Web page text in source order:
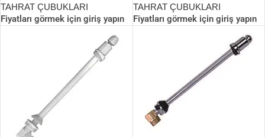
TAHRAT ÇUBUKLARI
Fiyatları görmek için giriş yapın
TAHRAT ÇUBUKLARI
Fiyatları görmek için giriş yapın